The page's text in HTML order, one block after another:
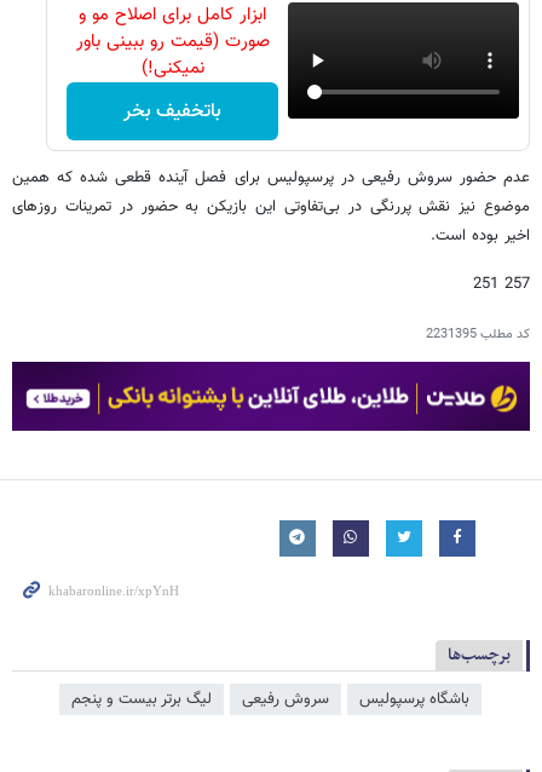
ابزار کامل برای اصلاح مو و
صورت (قیمت رو ببینی باور
نمیکنی!)
باتخفیف بخر
عدم حضور سروش رفیعی در پرسپولیس برای فصل آینده قطعی شده که همین
موضوع نیز نقش پررنگی در بی‌تفاوتی این بازیکن به حضور در تمرینات روزهای
اخیر بوده است.
257 251
کد مطلب2231395
برچسب‌ها
باشگاه پرسپولیس سروش رفیعی لیگ برتر بیست و پنجم